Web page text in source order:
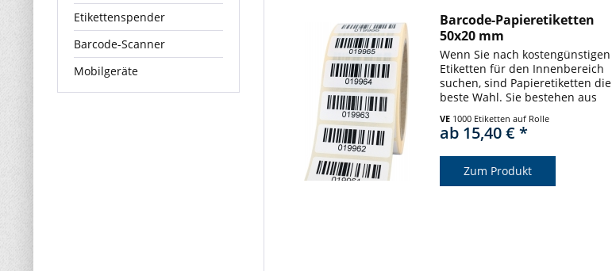
Etikettenspender
Barcode-Scanner
Mobilgeräte
Barcode-Papieretiketten
50x20 mm
Wenn Sie nach kostengünstigen
Etiketten für den Innenbereich
suchen, sind Papieretiketten die
beste Wahl. Sie bestehen aus
erfüllen zahlreiche
Anforderungen im Alltag.
Barcodeetiketten aus unserem
Sortiment...
VE 1000 Etiketten auf Rolle
ab 15,40 € *
Zum Produkt